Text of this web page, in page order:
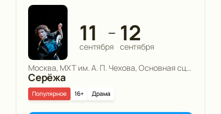
11
сентября
— 12
сентября
Москва, МХТ им. А. П. Чехова, Основная сцена
Серёжа
16+ Драма
Популярное